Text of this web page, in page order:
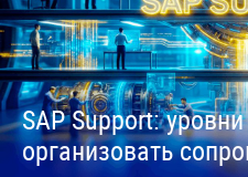
SAP Support:
организовать